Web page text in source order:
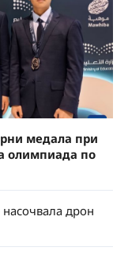
медала при
олимпиада по
дрон